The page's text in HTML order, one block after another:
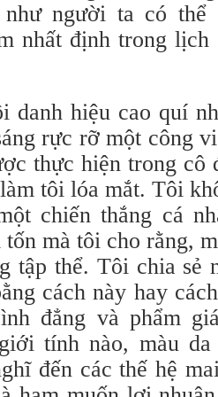
như người ta có
nhất định trong lịch
danh hiệu cao quí
rực rỡ một công
thực hiện trong cô
tôi lóa mắt. Tôi
chiến thắng cá
mà tôi cho rằng,
tập thể. Tôi chia sẻ
cách này hay
đẳng và phẩm
tính nào, màu
đến các thế hệ